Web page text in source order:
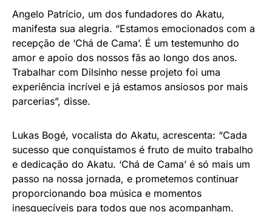
Angelo Patrício, um dos fundadores do Akatu,
manifesta sua alegria. “Estamos emocionados com a
recepção de ‘Chá de Cama’. É um testemunho do
amor e apoio dos nossos fãs ao longo dos anos.
Trabalhar com Dilsinho nesse projeto foi uma
experiência incrível e já estamos ansiosos por mais
parcerias”, disse.
Lukas Bogé, vocalista do Akatu, acrescenta: “Cada
sucesso que conquistamos é fruto de muito trabalho
e dedicação do Akatu. ‘Chá de Cama’ é só mais um
passo na nossa jornada, e prometemos continuar
proporcionando boa música e momentos
inesquecíveis para todos que nos acompanham.